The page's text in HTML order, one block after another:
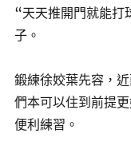
“天天推開門就能打
子。
鍛練徐姣葉先容，
們本可以住到前提
便利練習。